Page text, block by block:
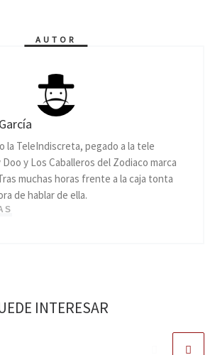
AUTOR
la TeleIndiscreta, pegado a la tele
y Los Caballeros del Zodiaco marca
muchas horas frente a la caja tonta
de hablar de ella.
INTERESAR